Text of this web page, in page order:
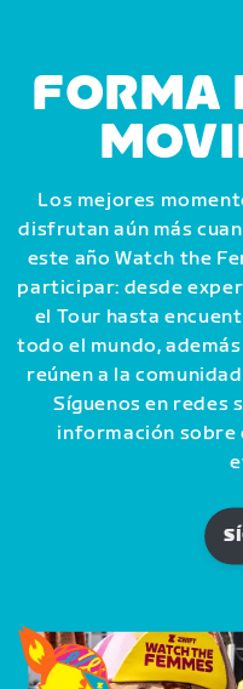
FORMA
Los mejores
disfrutan aún más
este año Watch the
participar: desde
el Tour hasta
todo el mundo,
reúnen a la
Síguenos en redes
información sobre